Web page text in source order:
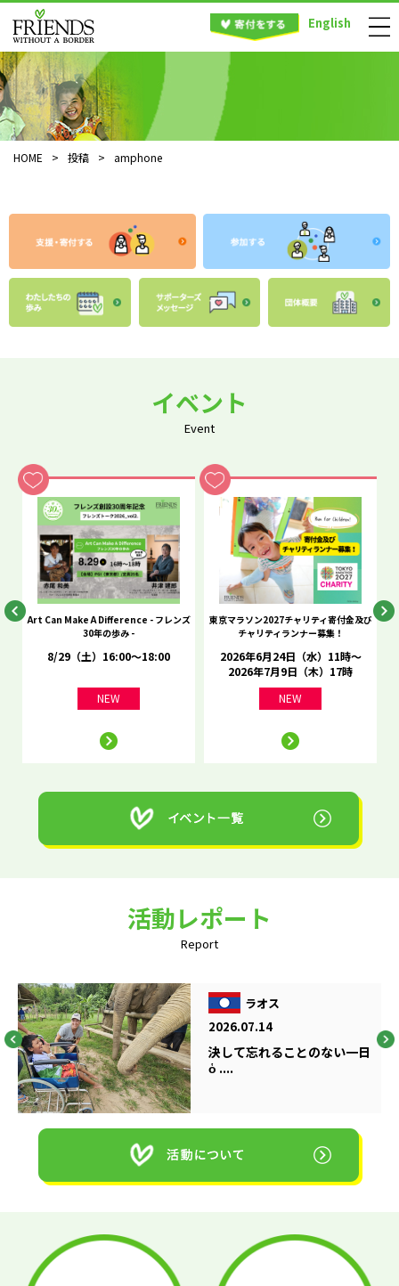
English
HOME > 投稿 > amphone
イベント
Event
Art Can Make A Difference - フレンズ
30年の歩み -
8/29（土）16:00～18:00
NEW
東京マラソン2027チャリティ寄付金及び
チャリティランナー募集！
2026年6月24日（水）11時～
2026年7月9日（木）17時
NEW
活動レポート
Report
ラオス
2026.07.14
決して忘れることのない一日
ὁ ....